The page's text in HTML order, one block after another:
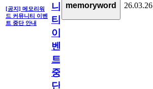
[공지] 메모리워
드 커뮤니티 이벤
트 중단 안내
니
티
이
벤
트
중
단
memoryword 26.03.26